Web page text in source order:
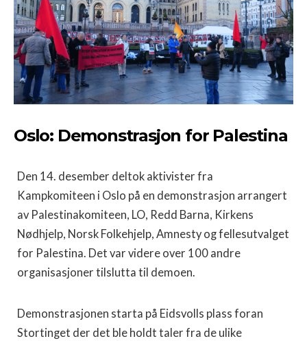
Oslo: Demonstrasjon for Palestina
Den 14. desember deltok aktivister fra
Kampkomiteen i Oslo på en demonstrasjon arrangert
av Palestinakomiteen, LO, Redd Barna, Kirkens
Nødhjelp, Norsk Folkehjelp, Amnesty og fellesutvalget
for Palestina. Det var videre over 100 andre
organisasjoner tilslutta til demoen.
Demonstrasjonen starta på Eidsvolls plass foran
Stortinget der det ble holdt taler fra de ulike